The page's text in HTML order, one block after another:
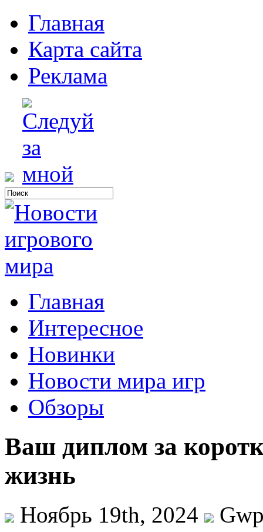
Главная
Карта сайта
Реклама
Главная
Интересное
Новинки
Новости мира игр
Обзоры
Ваш диплом за
жизнь
Ноябрь 19th, 2024